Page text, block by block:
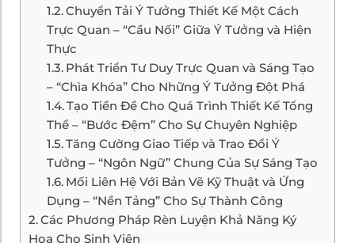
Chuyển Tải Ý Tưởng Thiết Kế Một Cách
Trực Quan – “Cầu Nối” Giữa Ý Tưởng và Hiện
Thực
Phát Triển Tư Duy Trực Quan và Sáng Tạo
– “Chìa Khóa” Cho Những Ý Tưởng Đột Phá
Tạo Tiền Đề Cho Quá Trình Thiết Kế Tổng
Thể – “Bước Đệm” Cho Sự Chuyên Nghiệp
Tăng Cường Giao Tiếp và Trao Đổi Ý
Tưởng – “Ngôn Ngữ” Chung Của Sự Sáng Tạo
Mối Liên Hệ Với Bản Vẽ Kỹ Thuật và Ứng
Dụng – “Nền Tảng” Cho Sự Thành Công
Các Phương Pháp Rèn Luyện Khả Năng Ký
Họa Cho Sinh Viên